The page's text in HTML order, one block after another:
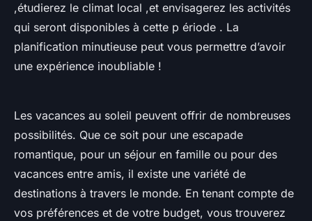
,étudierez le climat local ,et envisagerez les activités
qui seront disponibles à cette p ériode . La
planification minutieuse peut vous permettre d’avoir
une expérience inoubliable !
Les vacances au soleil peuvent offrir de nombreuses
possibilités. Que ce soit pour une escapade
romantique, pour un séjour en famille ou pour des
vacances entre amis, il existe une variété de
destinations à travers le monde. En tenant compte de
vos préférences et de votre budget, vous trouverez